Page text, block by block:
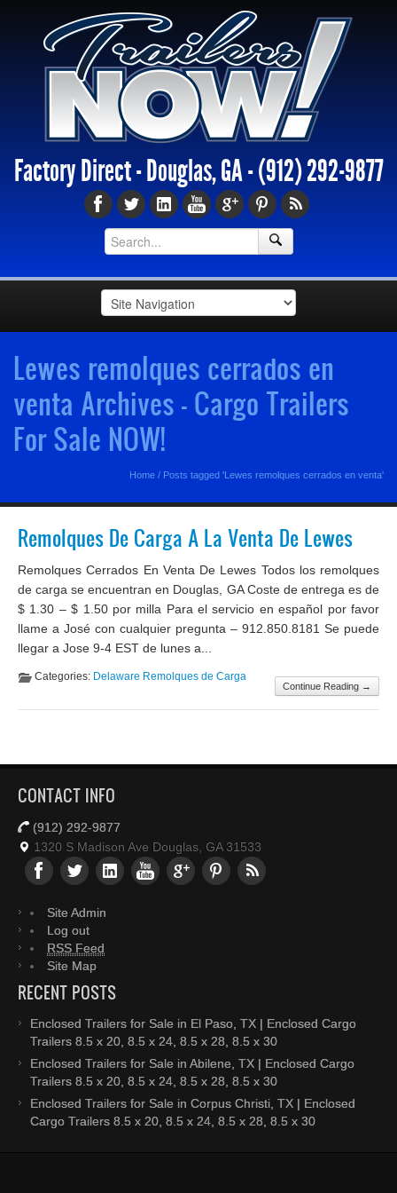
Factory Direct - Douglas, GA -(912) 292-9877
Lewes remolques cerrados en
venta Archives - Cargo Trailers
For Sale NOW!
Home / Posts tagged 'Lewes remolques cerrados en venta'
Remolques De Carga A La Venta De Lewes
Remolques Cerrados En Venta De Lewes Todos los remolques
de carga se encuentran en Douglas, GA Coste de entrega es de
$ 1.30 – $ 1.50 por milla Para el servicio en español por favor
llame a José con cualquier pregunta – 912.850.8181 Se puede
llegar a Jose 9-4 EST de lunes a...
Continue Reading →
Categories: Delaware Remolques de Carga
CONTACT INFO
(912) 292-9877
1320 S Madison Ave Douglas, GA 31533
Site Admin
Log out
RSS Feed
Site Map
RECENT POSTS
Enclosed Trailers for Sale in El Paso, TX | Enclosed Cargo
Trailers 8.5 x 20, 8.5 x 24, 8.5 x 28, 8.5 x 30
Enclosed Trailers for Sale in Abilene, TX | Enclosed Cargo
Trailers 8.5 x 20, 8.5 x 24, 8.5 x 28, 8.5 x 30
Enclosed Trailers for Sale in Corpus Christi, TX | Enclosed
Cargo Trailers 8.5 x 20, 8.5 x 24, 8.5 x 28, 8.5 x 30